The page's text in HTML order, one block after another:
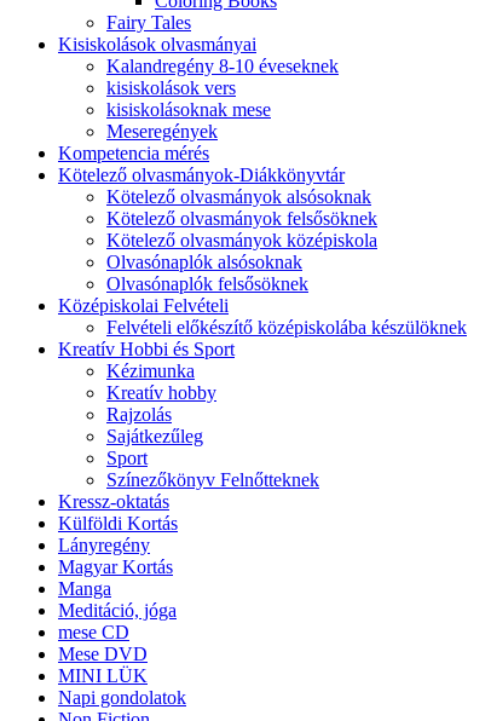
Fairy Tales
Kisiskolások olvasmányai
Kalandregény 8-10 éveseknek
kisiskolások vers
kisiskolásoknak mese
Meseregények
Kompetencia mérés
Kötelező olvasmányok-Diákkönyvtár
Kötelező olvasmányok alsósoknak
Kötelező olvasmányok felsősöknek
Kötelező olvasmányok középiskola
Olvasónaplók alsósoknak
Olvasónaplók felsősöknek
Középiskolai Felvételi
Felvételi előkészítő középiskolába készülöknek
Kreatív Hobbi és Sport
Kézimunka
Kreatív hobby
Rajzolás
Sajátkezűleg
Sport
Színezőkönyv Felnőtteknek
Kressz-oktatás
Külföldi Kortás
Lányregény
Magyar Kortás
Manga
Meditáció, jóga
mese CD
Mese DVD
MINI LÜK
Napi gondolatok